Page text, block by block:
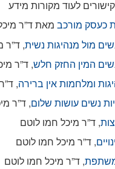
לעוד מקורות מידע
כעסק מורכבמאת ד”ר
מול מנהיגות נשית, ד”ר
המין החזק חלש, ד”ר
ומלחמות אין ברירה,
נשים עושות שלום, ד”ר
, ד”ר מיכל חמו לוטם
, ד”ר מיכל חמו לוטם
משתפת, ד”ר מיכל חמו לוטם